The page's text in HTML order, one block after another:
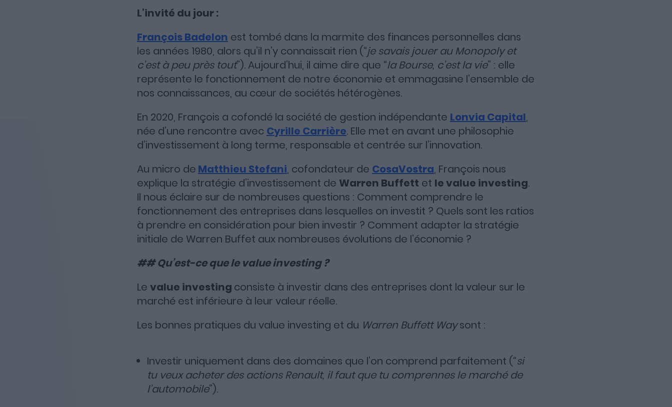
L’invité du jour :
François Badelon est tombé dans la marmite des finances personnelles dans
les années 1980, alors qu’il n’y connaissait rien (“je savais jouer au Monopoly et
c’est à peu près tout”). Aujourd’hui, il aime dire que “la Bourse, c’est la vie” : elle
représente le fonctionnement de notre économie et emmagasine l’ensemble de
nos connaissances, au cœur de sociétés hétérogènes.
En 2020, François a cofondé la société de gestion indépendante Lonvia Capital,
née d’une rencontre avec Cyrille Carrière. Elle met en avant une philosophie
d’investissement à long terme, responsable et centrée sur l’innovation.
Au micro de Matthieu Stefani, cofondateur de CosaVostra, François nous
explique la stratégie d’investissement de Warren Buffett et le value investing.
Il nous éclaire sur de nombreuses questions : Comment comprendre le
fonctionnement des entreprises dans lesquelles on investit ? Quels sont les ratios
à prendre en considération pour bien investir ? Comment adapter la stratégie
initiale de Warren Buffet aux nombreuses évolutions de l’économie ?
## Qu’est-ce que le value investing ?
Le value investing consiste à investir dans des entreprises dont la valeur sur le
marché est inférieure à leur valeur réelle.
Les bonnes pratiques du value investing et du Warren Buffett Waysont :
Investir uniquement dans des domaines que l’on comprend parfaitement (“si
tu veux acheter des actions Renault, il faut que tu comprennes le marché de
l’automobile”).
Spotify